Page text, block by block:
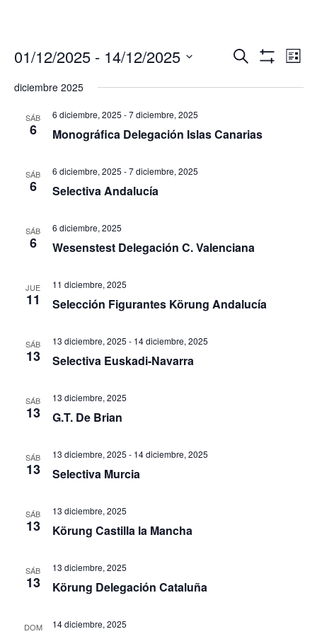
búsqueda
vistas
Buscar
de
Lista
01/12/2025 - 14/12/2025
fecha.
diciembre 2025
SÁB
6
6 diciembre, 2025 -7 diciembre, 2025
Monográfica Delegación Islas Canarias
SÁB
6
6 diciembre, 2025 -7 diciembre, 2025
Selectiva Andalucía
SÁB
6
6 diciembre, 2025
Wesenstest Delegación C. Valenciana
JUE
11
11 diciembre, 2025
Selección Figurantes Körung Andalucía
SÁB
13
13 diciembre, 2025 - 14 diciembre, 2025
Selectiva Euskadi-Navarra
SÁB
13
13 diciembre, 2025
G.T. De Brian
SÁB
13
13 diciembre, 2025 - 14 diciembre, 2025
Selectiva Murcia
SÁB
13
13 diciembre, 2025
Körung Castilla la Mancha
SÁB
13
13 diciembre, 2025
Körung Delegación Cataluña
DOM 14 diciembre, 2025